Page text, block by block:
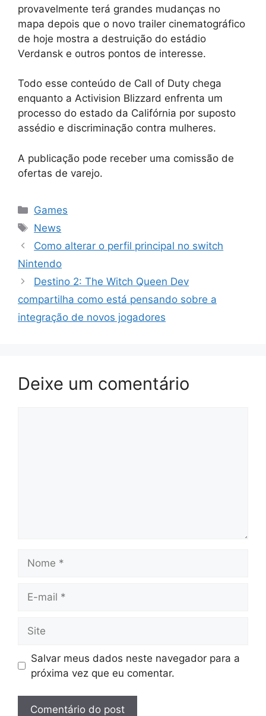
provavelmente terá grandes mudanças no
mapa depois que o novo trailer cinematográfico
de hoje mostra a destruição do estádio
Verdansk e outros pontos de interesse.
Todo esse conteúdo de Call of Duty chega
enquanto a Activision Blizzard enfrenta um
processo do estado da Califórnia por suposto
assédio e discriminação contra mulheres.
A publicação pode receber uma comissão de
ofertas de varejo.
Categorias
Games
Tags
News
Como alterar o perfil principal no switch
Nintendo
Destino 2: The Witch Queen Dev
compartilha como está pensando sobre a
integração de novos jogadores
Deixe um comentário
mail
Salvar meus dados neste navegador para a
próxima vez que eu comentar.